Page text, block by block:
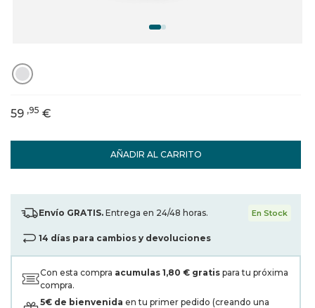
AÑADIR AL CARRITO
59 ,95 €
Envío GRATIS. Entrega en 24/48 horas. En Stock
14 días para cambios y devoluciones
Con esta compra acumulas 1,80 € gratis para tu próxima
compra.
5€ de bienvenida en tu primer pedido (creando una